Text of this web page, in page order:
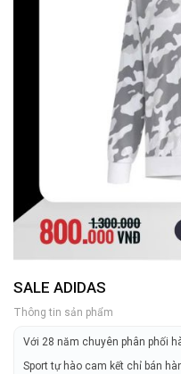
SALE ADIDAS
Thông tin sản phẩm
Với 28 năm chuyên phân phối
Sport tự hào cam kết chỉ bán